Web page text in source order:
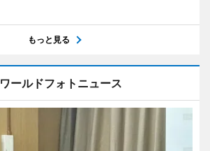
もっと見る
ワールドフォトニュース